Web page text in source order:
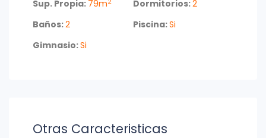
hasta un microcine, gimnasio y un playroom
disfrutar de un solarium, cancha de tenis, spa,
sauna y piscina, todo diseñado para tu
bienestar y entretenimiento.
oasis frente al mar. Consulta con nuestros
Sup. Propia: 79m Dormitorios:2
Baños:2 Piscina:Si
Gimnasio:Si
Otras Caracteristicas